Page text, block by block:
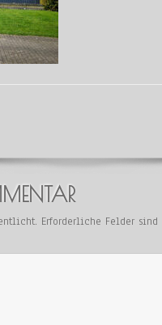
Erforderliche Felder